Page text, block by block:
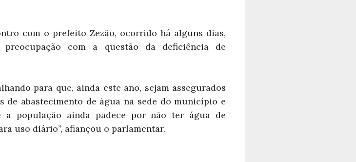
com o prefeito Zezão, ocorrido há alguns dias,
com a questão da deficiência de
para que, ainda este ano, sejam assegurados
de abastecimento de água na sede do município e
a população ainda padece por não ter água de
uso diário”, afiançou o parlamentar.